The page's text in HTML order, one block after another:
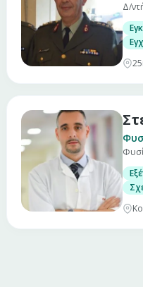
Δ/
Crohn, ελκώδης κολίτιδα)